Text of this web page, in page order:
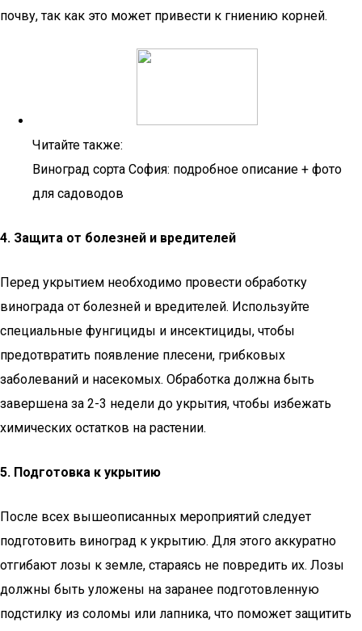
почву, так как это может привести к гниению корней.
Читайте также:
Виноград сорта София: подробное описание + фото
для садоводов
4. Защита от болезней и вредителей
Перед укрытием необходимо провести обработку
винограда от болезней и вредителей. Используйте
специальные фунгициды и инсектициды, чтобы
предотвратить появление плесени, грибковых
заболеваний и насекомых. Обработка должна быть
завершена за 2-3 недели до укрытия, чтобы избежать
химических остатков на растении.
5. Подготовка к укрытию
После всех вышеописанных мероприятий следует
подготовить виноград к укрытию. Для этого аккуратно
отгибают лозы к земле, стараясь не повредить их. Лозы
должны быть уложены на заранее подготовленную
подстилку из соломы или лапника, что поможет защитить